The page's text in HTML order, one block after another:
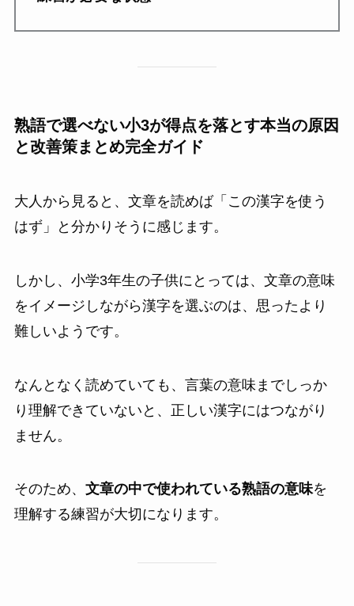
熟語で選べない小3が得点を落とす本当の原因
と改善策まとめ完全ガイド
大人から見ると、文章を読めば「この漢字を使う
はず」と分かりそうに感じます。
しかし、小学3年生の子供にとっては、文章の意味
をイメージしながら漢字を選ぶのは、思ったより
難しいようです。
なんとなく読めていても、言葉の意味までしっか
り理解できていないと、正しい漢字にはつながり
ません。
そのため、 文章の中で使われている熟語の意味を
理解する練習が大切になります。